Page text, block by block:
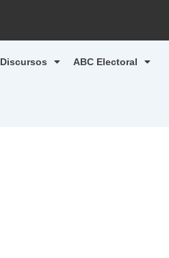
Discursos ABC Electoral